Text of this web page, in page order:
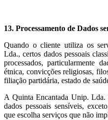
13. Processamento de Dados
Quando o cliente utiliza os
Lda., certos dados pessoais
processados, particularmente
étnica, convicções religiosas,
filiação partidária, estado de
A Quinta Encantada Unip.
dados pessoais sensíveis,
que escolha serviços que não